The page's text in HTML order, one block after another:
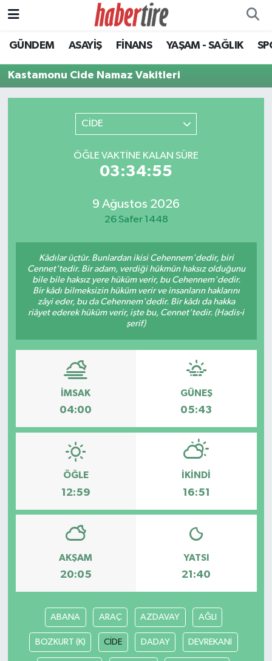
GÜNDEM ASAYİŞ FİNANS YAŞAM - SAĞLIK
Kastamonu Cide Namaz Vakitleri
CİDE
ÖĞLE VAKTINE KALAN SÜRE
03:34:55
9 Ağustos 2026
26 Safer 1448
Kâdılar üçtür. Bunlardan ikisi Cehennem'dedir, biri
Cennet'tedir. Bir adam, verdiği hükmün haksız olduğunu
bile bile haksız yere hüküm verir, bu Cehennem'dedir.
Bir kâdı bilmeksizin hüküm verir ve insanların haklarını
zâyi eder, bu da Cehennem'dedir. Bir kâdı da hakka
riâyet ederek hüküm verir, işte bu, Cennet'tedir. (Hadis-i
şerif)
İMSAK
04:00
GÜNEŞ
05:43
ÖĞLE
12:59
İKINDI
16:51
AKŞAM
20:05
YATSI
21:40
ABANA ARAÇ AZDAVAY AĞLI
BOZKURT (K) CİDE DADAY DEVREKANİ
Tire Nöbetçi Eczaneler
Tire Hava Durumu
Tüm Manşetler
Son Dakika Haberleri